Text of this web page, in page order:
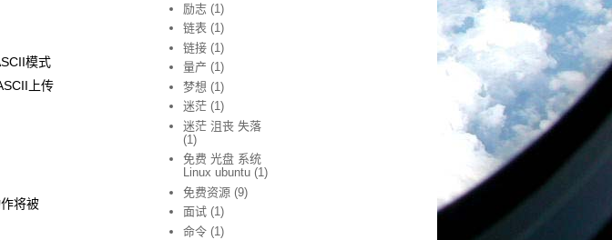
模式
上传
将被
励志 (1)
链表 (1)
链接 (1)
量产 (1)
梦想 (1)
迷茫 (1)
迷茫 沮丧 失落
(1)
免费 光盘 系统
Linux ubuntu (1)
免费资源 (9)
面试 (1)
命令 (1)